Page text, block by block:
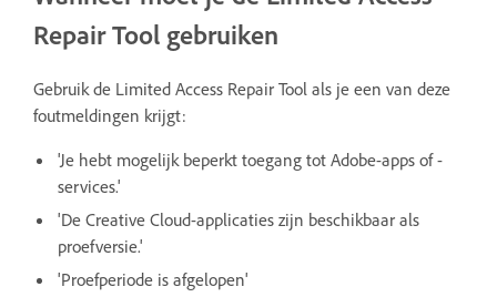
Repair Tool gebruiken
Gebruik de Limited Access Repair Tool als je een van deze
foutmeldingen krijgt:
'Je hebt mogelijk beperkt toegang tot Adobe-apps of -
services.'
'De Creative Cloud-applicaties zijn beschikbaar als
proefversie.'
'Proefperiode is afgelopen'